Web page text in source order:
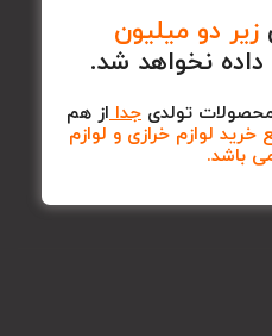
زیر دو میلیون
داده نخواهد شد.
تولدی جدا از هم
لوازم خرازی و لوازم
باشد.